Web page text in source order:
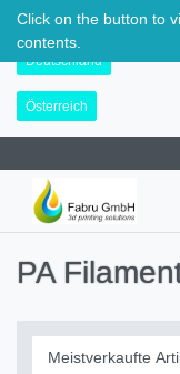
Click on the button to
contents.
Schweiz
Deutschland
Österreich
PA